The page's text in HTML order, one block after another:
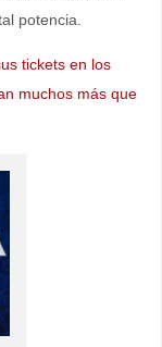
potencia.
tickets en los
muchos más que